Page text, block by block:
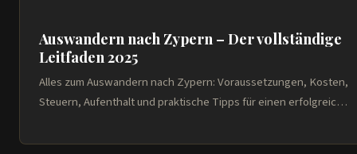
Auswandern nach Zypern – Der vollständige
Leitfaden 2025
Alles zum Auswandern nach Zypern: Voraussetzungen, Kosten,
Steuern, Aufenthalt und praktische Tipps für einen erfolgreic…